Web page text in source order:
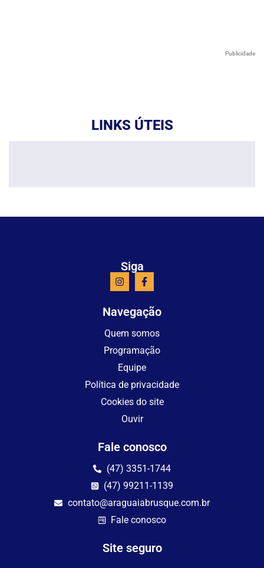
Publicidade
LINKS ÚTEIS
Siga
Navegação
Quem somos
Programação
Equipe
Política de privacidade
Cookies do site
Ouvir
Fale conosco
(47) 3351-1744
(47) 99211-1139
contato@araguaiabrusque.com.br
Fale conosco
Site seguro